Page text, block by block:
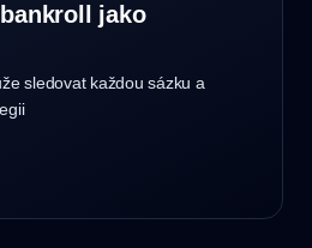
jako
sledovat každou sázku a